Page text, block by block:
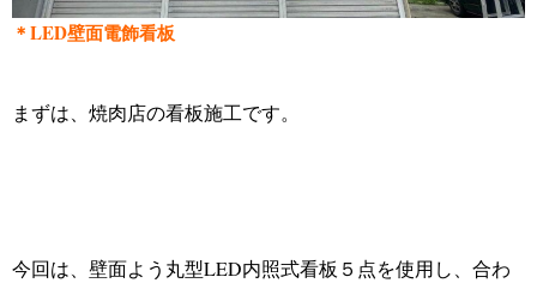
＊LED壁面電飾看板
まずは、焼肉店の看板施工です。
今回は、壁面よう丸型LED内照式看板５点を使用し、合わ